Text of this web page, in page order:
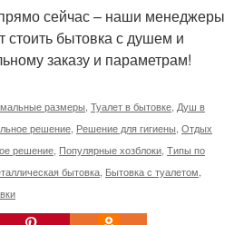
сейчас – наши менеджеры
стоить бытовка с душем и
заказу и параметрам!
размеры, Туалет в бытовке, Душ в
решение, Решение для гигиены, Отдых
решение, Популярные хозблоки, Типы по
бытовка, Бытовка с туалетом,